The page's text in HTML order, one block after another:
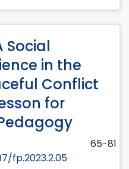
Social
in the
Conflict
for
65-81
fp.2023.2.05